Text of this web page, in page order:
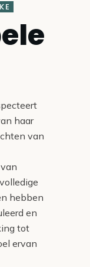
haar
van
hebben
en
tot
ervan